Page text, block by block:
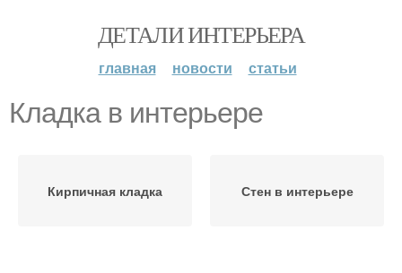
ДЕТАЛИ ИНТЕРЬЕРА
главная новости статьи
Кладка в интерьере
Кирпичная кладка Стен в интерьере